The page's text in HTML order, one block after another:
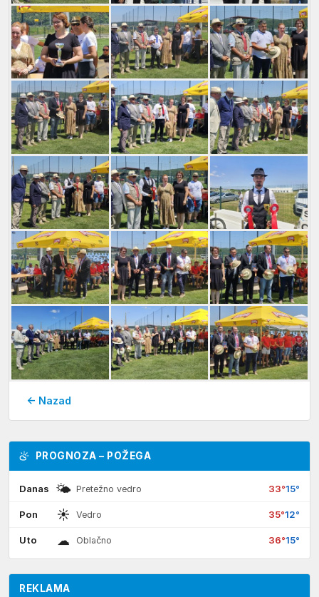
← Nazad
PROGNOZA – POŽEGA
Danas 🌤 Pretežno vedro 33°15°
Pon ☀ Vedro 35°12°
Uto ☁ Oblačno 36°15°
REKLAMA